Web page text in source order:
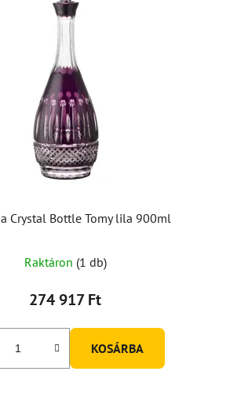
Crystal Bottle Tomy lila 900ml
Raktáron (1 db)
274 917 Ft
KOSÁRBA